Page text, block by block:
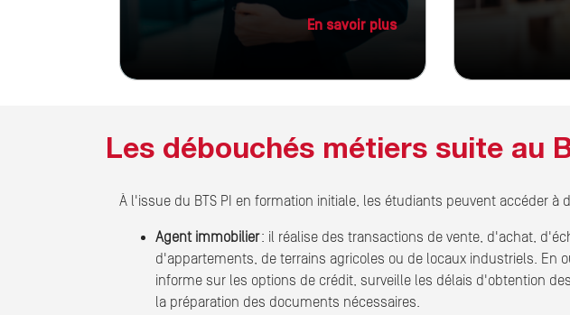
En savoir plus
Les débouchés métiers suite au
À l'issue du BTS PI en formation initiale, les étudiants peuvent accéder à
Agent immobilier: il réalise des transactions de vente, d'achat,
d'appartements, de terrains agricoles ou de locaux industriels.
informe sur les options de crédit, surveille les délais d'obtention
la préparation des documents nécessaires.